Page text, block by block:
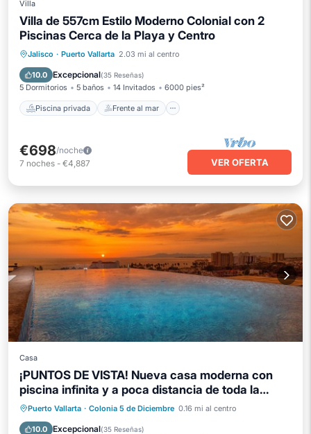
Villa
Villa de 557cm Estilo Moderno Colonial con 2
Piscinas Cerca de la Playa y Centro
Jalisco · Puerto Vallarta 2.03 mi al centro
10.0 Excepcional(35 Reseñas)
5 Dormitorios 5 baños 14 Invitados 6000 pies²
Piscina privada Frente al mar
Piscina privada
Frente al mar
Bañera de hidromasaje
€698/noche
7 noches - €4,887 VER OFERTA
Casa
¡PUNTOS DE VISTA! Nueva casa moderna con
piscina infinita y a poca distancia de toda la
acción
Puerto Vallarta · Colonia 5 de Diciembre 0.16 mi al centro
10.0 Excepcional(35 Reseñas)
Piscina privada
Aparcamiento
Piscina
Vista al mar